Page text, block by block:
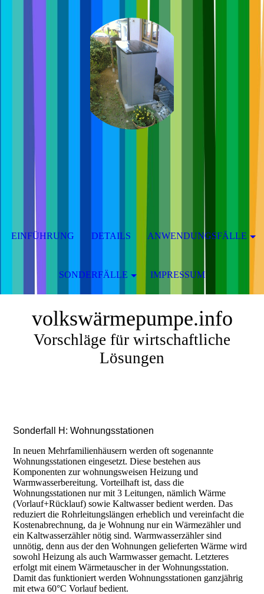
volkswärmepumpe.info
Vorschläge für wirtschaftliche
Lösungen
Sonderfall H: Wohnungsstationen
In neuen Mehrfamilienhäusern werden oft sogenannte
Wohnungsstationen eingesetzt. Diese bestehen aus
Komponenten zur wohnungsweisen Heizung und
Warmwasserbereitung. Vorteilhaft ist, dass die
Wohnungsstationen nur mit 3 Leitungen, nämlich Wärme
(Vorlauf+Rücklauf) sowie Kaltwasser bedient werden. Das
reduziert die Rohrleitungslängen erheblich und vereinfacht die
Kostenabrechnung, da je Wohnung nur ein Wärmezähler und
ein Kaltwasserzähler nötig sind. Warmwasserzähler sind
unnötig, denn aus der den Wohnungen gelieferten Wärme wird
sowohl Heizung als auch Warmwasser gemacht. Letzteres
erfolgt mit einem Wärmetauscher in der Wohnungsstation.
Damit das funktioniert werden Wohnungsstationen ganzjährig
mit etwa 60°C Vorlauf bedient.
EINFÜHRUNG DETAILS ANWENDUNGSFÄLLE
SONDERFÄLLE IMPRESSUM